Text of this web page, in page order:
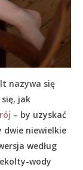
nazywa się
jak
– by uzyskać
niewielkie
według
wody